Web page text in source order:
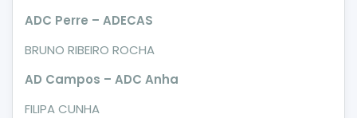
ADC Perre – ADECAS
BRUNO RIBEIRO ROCHA
AD Campos – ADC Anha
FILIPA CUNHA